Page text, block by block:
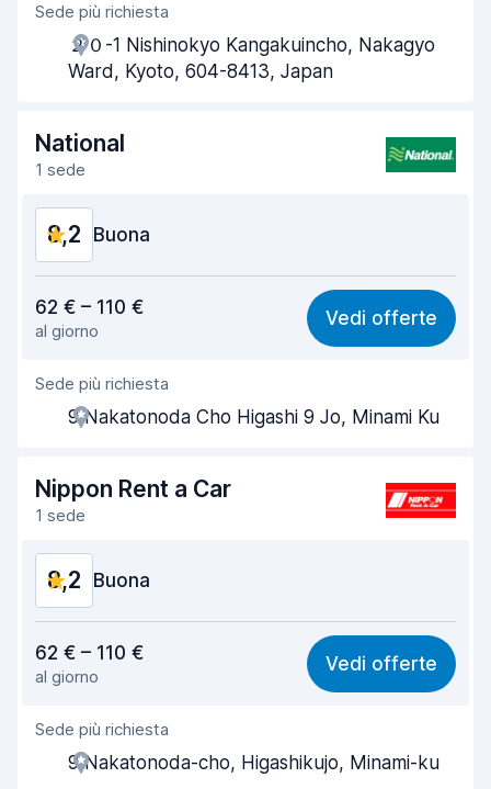
Gentilezza degli agenti
Rapidità del ritiro
Pulizia del veicolo 8,4
Condizioni dell'auto
Sede più richiesta
２０-1 Nishinokyo Kangakuincho, Nakagyo
Ward, Kyoto, 604-8413, Japan
National
1 sede
8,2 Buona
8,1
Facile da trovare 8,2
Gentilezza degli agenti
Rapidità del ritiro
Rapidità della riconsegna 8,2
Condizioni dell'auto
62 € – 110 €
al giorno
Vedi offerte
Sede più richiesta
9 Nakatonoda Cho Higashi 9 Jo, Minami Ku
Nippon Rent a Car
1 sede
8,2 Buona
8,2
Facile da trovare 8,2
Gentilezza degli agenti
Rapidità del ritiro
62 € – 110 €
al giorno
Vedi offerte
Sede più richiesta
9 Nakatonoda-cho, Higashikujo, Minami-ku